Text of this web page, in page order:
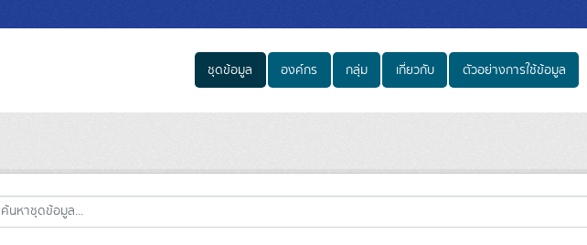
ชุดข้อมูล องค์กร กลุ่ม เกี่ยวกับ ตัวอย่างการใช้ข้อมูล